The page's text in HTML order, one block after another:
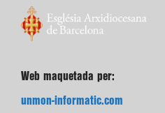
Web maquetada per:
unmon-informatic.com